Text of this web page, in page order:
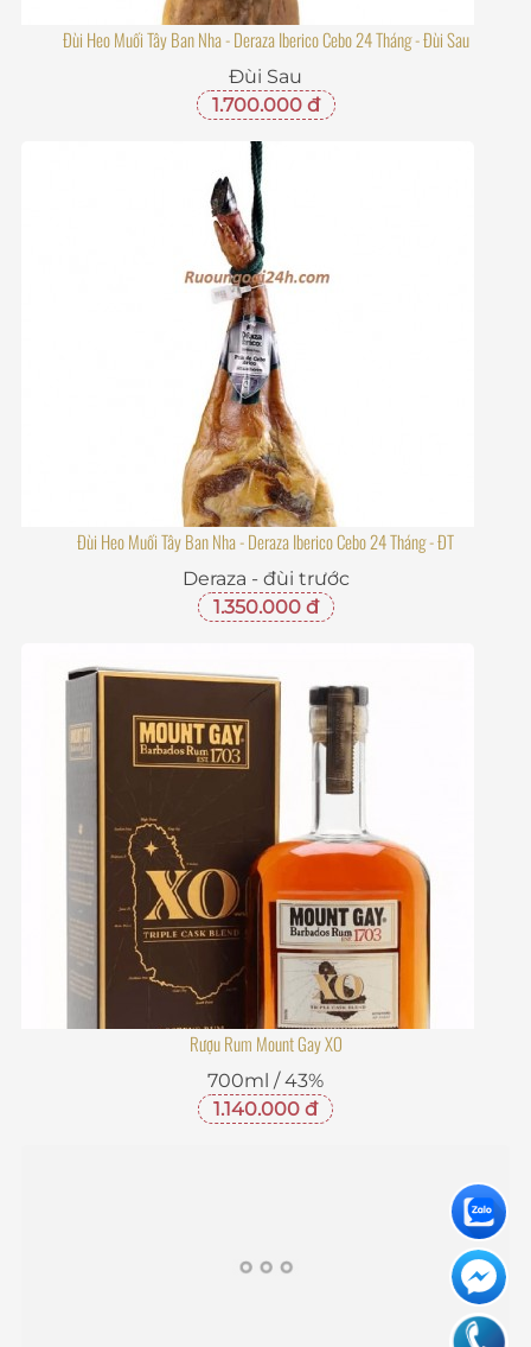
Đùi Heo Muối Tây Ban Nha - Deraza Iberico Cebo 24 Tháng - Đùi Sau
Đùi Sau
1.700.000 đ
Đùi Heo Muối Tây Ban Nha - Deraza Iberico Cebo 24 Tháng - ĐT
Deraza - đùi trước
1.350.000 đ
Rượu Rum Mount Gay XO
700ml / 43%
1.140.000 đ